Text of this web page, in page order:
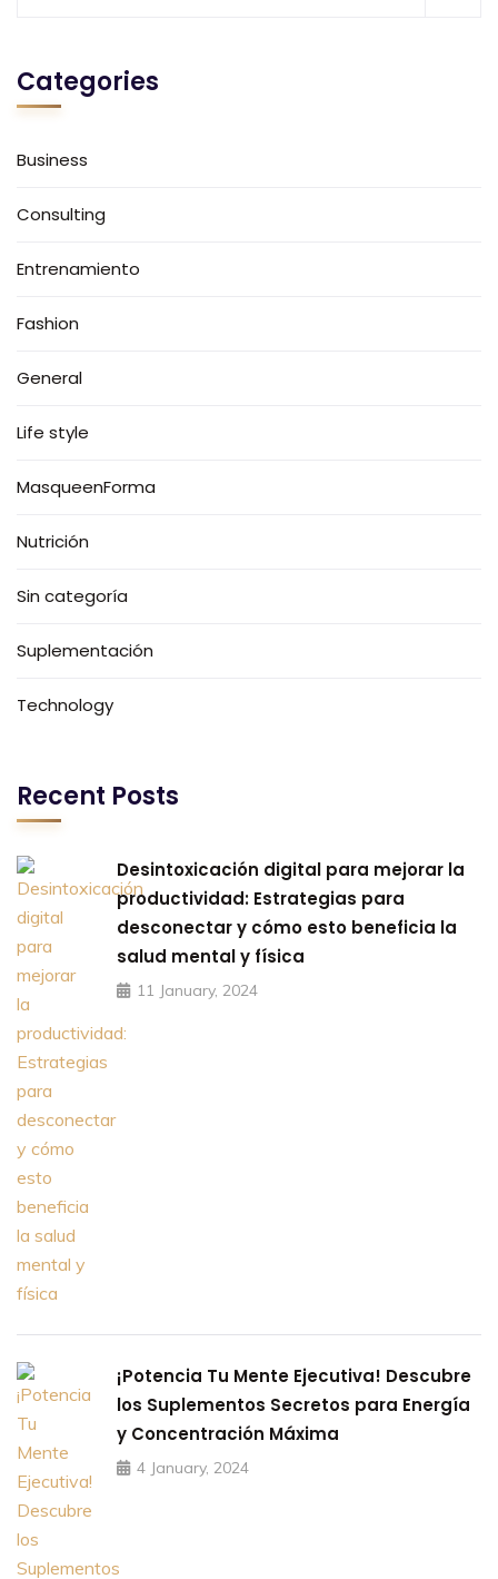
Categories
Business
Consulting
Entrenamiento
Fashion
General
Life style
MasqueenForma
Nutrición
Sin categoría
Suplementación
Technology
Recent Posts
Desintoxicación digital para mejorar la
productividad: Estrategias para
desconectar y cómo esto beneficia la
salud mental y física
11 January, 2024
¡Potencia Tu Mente Ejecutiva! Descubre
los Suplementos Secretos para Energía
y Concentración Máxima
4 January, 2024